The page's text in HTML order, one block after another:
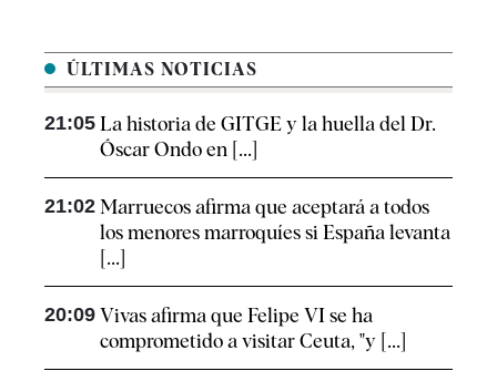
ÚLTIMAS NOTICIAS
21:05 La historia de GITGE y la huella del Dr.
Óscar Ondo en [...]
21:02 Marruecos afirma que aceptará a todos
los menores marroquíes si España levanta
[...]
20:09 Vivas afirma que Felipe VI se ha
comprometido a visitar Ceuta, "y [...]